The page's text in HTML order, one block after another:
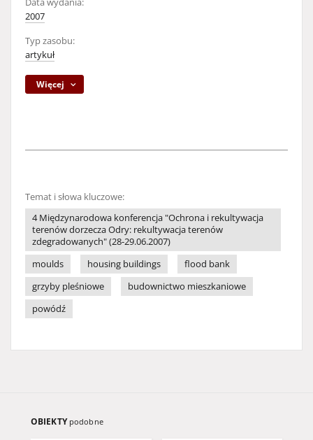
Data wydania:
2007
Typ zasobu:
artykuł
Więcej
Temat i słowa kluczowe:
4 Międzynarodowa konferencja "Ochrona i rekultywacja
terenów dorzecza Odry: rekultywacja terenów
zdegradowanych" (28-29.06.2007)
moulds
housing buildings
flood bank
grzyby pleśniowe
budownictwo mieszkaniowe
powódź
OBIEKTY podobne